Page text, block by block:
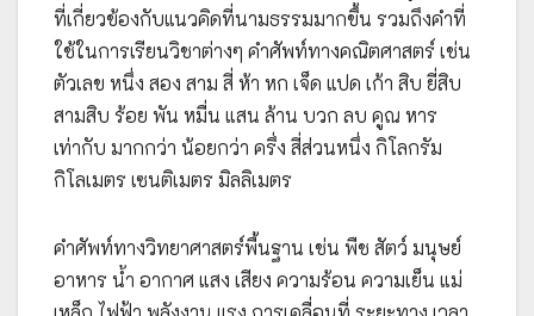
ที่เกี่ยวข้องกับแนวคิดที่นามธรรมมากขึ้น รวมถึงคำที่
ใช้ในการเรียนวิชาต่างๆ คำศัพท์ทางคณิตศาสตร์ เช่น
ตัวเลข หนึ่ง สอง สาม สี่ ห้า หก เจ็ด แปด เก้า สิบ ยี่สิบ
สามสิบ ร้อย พัน หมื่น แสน ล้าน บวก ลบ คูณ หาร
เท่ากับ มากกว่า น้อยกว่า ครึ่ง สี่ส่วนหนึ่ง กิโลกรัม
กิโลเมตร เซนติเมตร มิลลิเมตร
คำศัพท์ทางวิทยาศาสตร์พื้นฐาน เช่น พืช สัตว์ มนุษย์
อาหาร น้ำ อากาศ แสง เสียง ความร้อน ความเย็น แม่